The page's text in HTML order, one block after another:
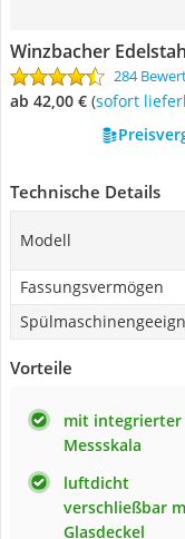
Winzbacher
284
ab 42,00 € ( Sofort
Technische Details
Modell
Fassungsvermögen
Vorteile
mit integrierter
Messskala
luftdicht
verschließbar
Glasdeckel